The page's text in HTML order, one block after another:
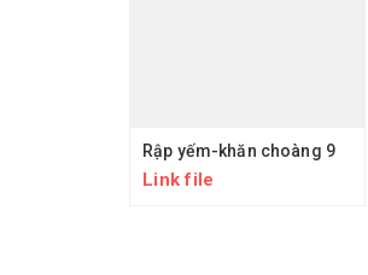
Rập yếm-khăn choàng 9
Link file